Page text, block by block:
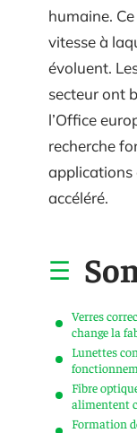
humaine.
vitesse à
évoluent.
secteur ont
l’Office
recherche
applications
accéléré.
Verres
change la
Lunettes
Fibre
alimentent
Formation